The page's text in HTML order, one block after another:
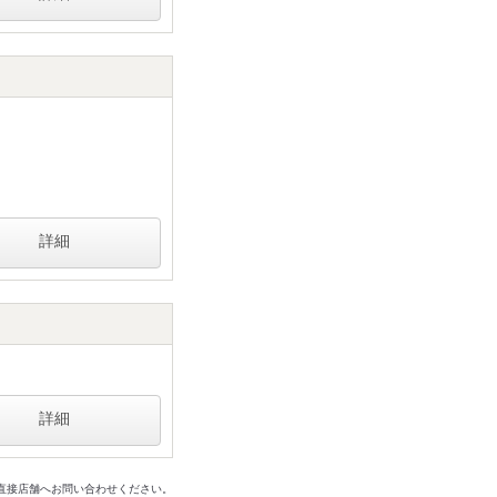
詳細
詳細
店舗へお問い合わせください。